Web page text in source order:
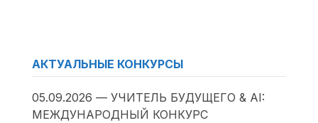
АКТУАЛЬНЫЕ КОНКУРСЫ
05.09.2026 — УЧИТЕЛЬ БУДУЩЕГО & AI:
МЕЖДУНАРОДНЫЙ КОНКУРС